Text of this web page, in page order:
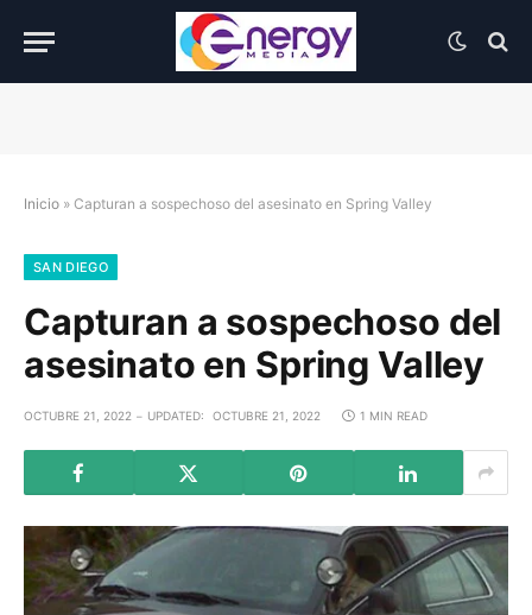
Inicio » Capturan a sospechoso del asesinato en Spring Valley
SAN DIEGO
Capturan a sospechoso del
asesinato en Spring Valley
OCTUBRE 21, 2022 UPDATED: OCTUBRE 21, 2022 1 MIN READ